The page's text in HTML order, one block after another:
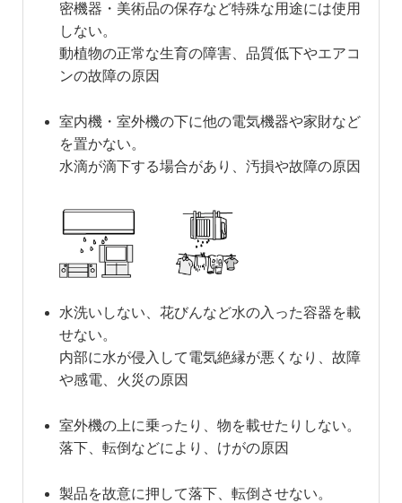
密機器・美術品の保存など特殊な用途には使用
しない。
動植物の正常な生育の障害、品質低下やエアコ
ンの故障の原因
室内機・室外機の下に他の電気機器や家財など
を置かない。
水滴が滴下する場合があり、汚損や故障の原因
水洗いしない、花びんなど水の入った容器を載
せない。
内部に水が侵入して電気絶縁が悪くなり、故障
や感電、火災の原因
室外機の上に乗ったり、物を載せたりしない。
落下、転倒などにより、けがの原因
製品を故意に押して落下、転倒させない。